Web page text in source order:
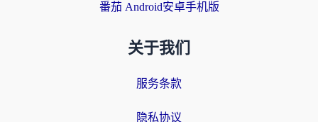
番茄 Android安卓手机版
关于我们
服务条款
隐私协议